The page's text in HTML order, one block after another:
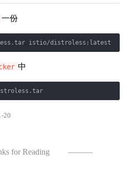
一份
istio/distroless:latest
中
20
for Reading ———